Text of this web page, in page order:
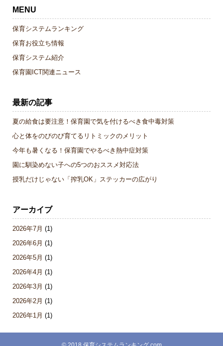
MENU
保育システムランキング
保育お役立ち情報
保育システム紹介
保育園ICT関連ニュース
最新の記事
夏の給食は要注意！保育園で気を付けるべき食中毒対策
心と体をのびのび育てるリトミックのメリット
今年も暑くなる！保育園でやるべき熱中症対策
園に馴染めない子への5つのおススメ対応法
授乳だけじゃない「搾乳OK」ステッカーの広がり
アーカイブ
2026年7月 (1)
2026年6月 (1)
2026年5月 (1)
2026年4月 (1)
2026年3月 (1)
2026年2月 (1)
2026年1月 (1)
© 2018 保育システムランキング.com